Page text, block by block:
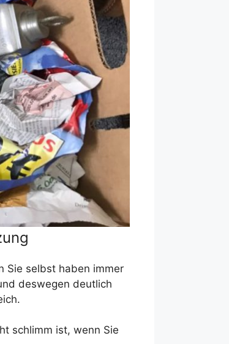
Sie selbst haben immer
deswegen deutlich
schlimm ist, wenn Sie